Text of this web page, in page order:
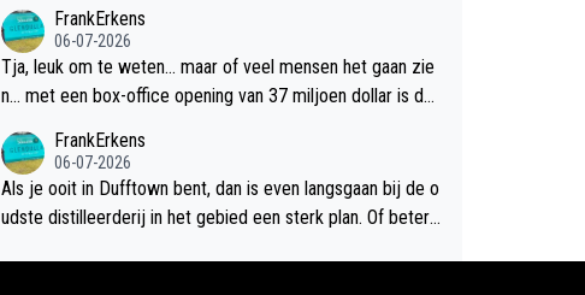
FrankErkens
06-07-2026
Tja, leuk om te weten... maar of veel mensen het gaan zie
n... met een box-office opening van 37 miljoen dollar is de
FrankErkens
06-07-2026
Als je ooit in Dufftown bent, dan is even langsgaan bij de o
udste distilleerderij in het gebied een sterk plan. Of beter n